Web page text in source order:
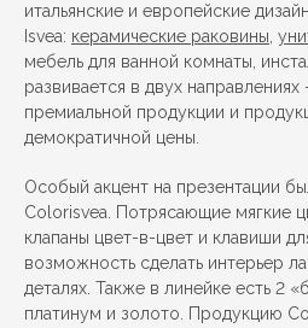
итальянские и европейские
Isvea: керамические раковины
мебель для ванной комнаты,
развивается в двух
премиальной продукции и
демократичной цены.
Особый акцент на презентации
Colorisvea. Потрясающие мягкие
клапаны цвет-в-цвет и клавиши
возможность сделать интерьер
деталях. Также в линейке есть 2
платинум и золото. Продукцию